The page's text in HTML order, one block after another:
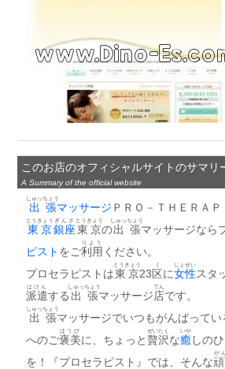
このお店のオフィシャルサイトのサマリ
A Summary of the official website
出張
しゅっちょう
マッサージ ＰＲＯ－ＴＨＥＲＡＰ
東京
とうきょう
銀座
ぎんざ
東京
とうきょう
の出張
しゅっちょう
マッサージなら
ピスト をご利用
りよう
ください。
プロセラピストは東京
とうきょう
23区
く
に女性
じょせい
スタ
派遣
はけん
する 出張
しゅっちょう
マッサージ店
てん
です。
出張
しゅっちょう
マッサージでいつもがんばってい
へのご褒美
ほうび
に、ちょっと贅沢
ぜいたく
な癒
いや
しの
を！『プロセラピスト』では、そんな
が